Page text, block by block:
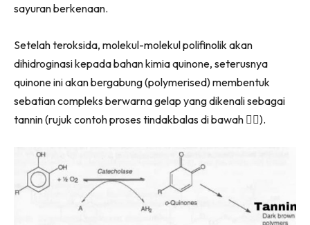
sayuran berkenaan.
Setelah teroksida, molekul-molekul polifinolik akan
dihidroginasi kepada bahan kimia quinone, seterusnya
quinone ini akan bergabung (polymerised) membentuk
sebatian compleks berwarna gelap yang dikenali sebagai
tannin (rujuk contoh proses tindakbalas di bawah 👇🏻).